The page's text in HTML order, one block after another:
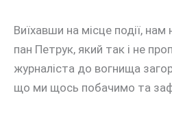
Виїхавши на місце події,
пан Петрук, який так і не
журналіста до вогнища
що ми щось побачимо та